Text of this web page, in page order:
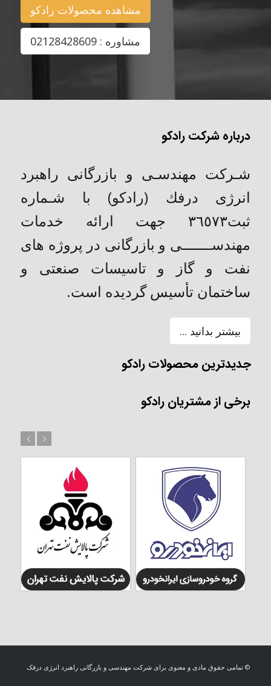
مشاهده محصولات رادکو
مشاوره : 02128428609
درباره شرکت رادکو
شـركت مهندسـی و بازرگانی راهبرد
انرژی درفك (رادکو) با شـماره
ثبت٣٦٥٧٣ جهت ارائه خدمات
مهندســـــــی و بازرگانی در پروژه های
نفت و گاز و تاسیسات صنعتی و
ساختمان تأسیس گردیده است.
بیشتر بدانید ...
جدیدترین محصولات رادکو
برخی از مشتریان رادکو
© تمامی حقوق مادی و معنوی برای شرکت مهندسی و بازرگانی راهبرد انرژی درفک